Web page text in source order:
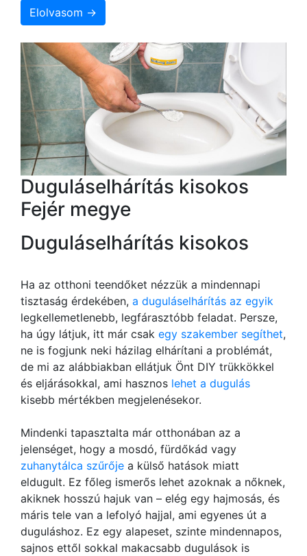
Elolvasom →
Duguláselhárítás kisokos
Fejér megye
Duguláselhárítás kisokos
Ha az otthoni teendőket nézzük a mindennapi
tisztaság érdekében, a duguláselhárítás az egyik
legkellemetlenebb, legfárasztóbb feladat. Persze,
ha úgy látjuk, itt már csak egy szakember segíthet,
ne is fogjunk neki házilag elhárítani a problémát,
de mi az alábbiakban ellátjuk Önt DIY trükkökkel
és eljárásokkal, ami hasznos lehet a dugulás
kisebb mértékben megjelenésekor.
Mindenki tapasztalta már otthonában az a
jelenséget, hogy a mosdó, fürdőkád vagy
zuhanytálca szűrője a külső hatások miatt
eldugult. Ez főleg ismerős lehet azoknak a nőknek,
akiknek hosszú hajuk van – elég egy hajmosás, és
máris tele van a lefolyó hajjal, ami egyenes út a
duguláshoz. Ez egy alapeset, szinte mindennapos,
sajnos ettől sokkal makacsabb dugulások is